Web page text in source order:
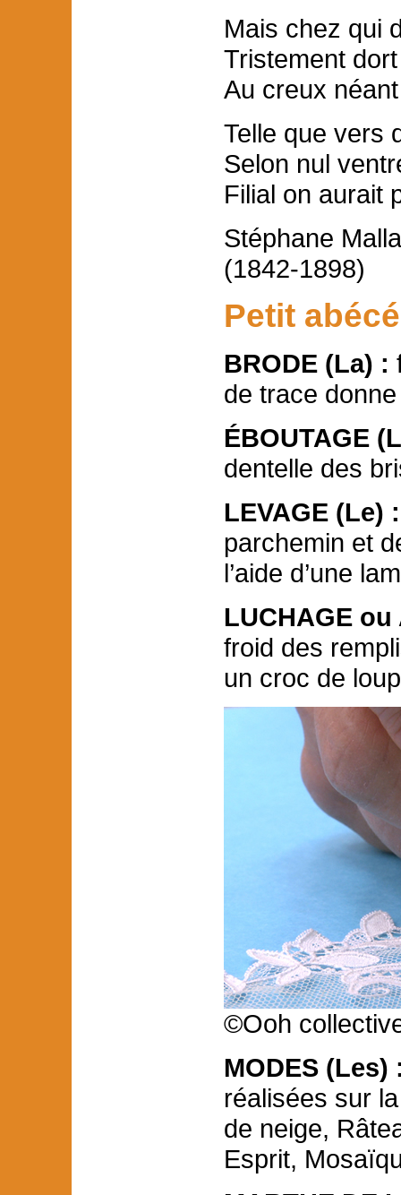
Mais chez qui
Tristement
Au creux
Telle que vers
Selon nul
Filial on aurait
Stéphane
(1842-1898)
Petit
BRODE (La) :
de trace
ÉBOUTAGE
dentelle des
LEVAGE (Le) :
parchemin et
l’aide d’une
LUCHAGE
froid des
un croc de
©Ooh
MODES (Les)
réalisées sur
de neige,
Esprit,